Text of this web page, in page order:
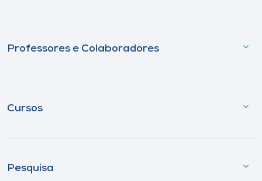
Professores e Colaboradores
Cursos
Pesquisa